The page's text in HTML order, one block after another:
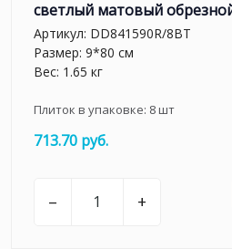
светлый матовый
Артикул: DD841590R/8BT
Размер: 9*80 см
Вес: 1.65 кг
Плиток в упаковке: 8шт
713.70 руб.
– +